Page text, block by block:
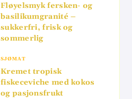
Fløyelsmyk fersken- og
basilikumgranité –
sukkerfri, frisk og
sommerlig
SJØMAT
Kremet tropisk
fiskeceviche med kokos
og pasjonsfrukt